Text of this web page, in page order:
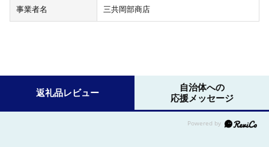
事業者名 三共岡部商店
返礼品レビュー
自治体への
応援メッセージ